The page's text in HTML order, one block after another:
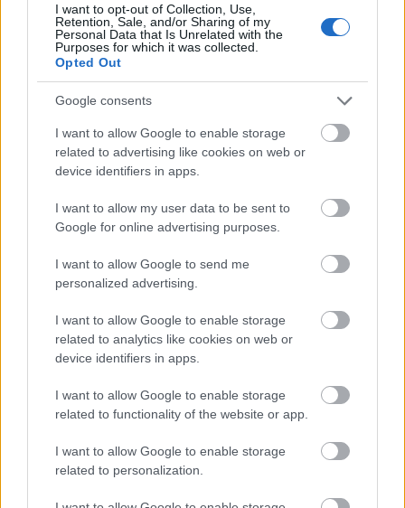
I want to opt-out of Collection, Use,
Retention, Sale, and/or Sharing of my
Personal Data that Is Unrelated with the
Purposes for which it was collected.
Opted Out
Google consents
I want to allow Google to enable storage
related to advertising like cookies on web or
device identifiers in apps.
I want to allow my user data to be sent to
Google for online advertising purposes.
I want to allow Google to send me
personalized advertising.
I want to allow Google to enable storage
related to analytics like cookies on web or
device identifiers in apps.
I want to allow Google to enable storage
related to functionality of the website or app.
I want to allow Google to enable storage
related to personalization.
A szereplőgárdával kapcsolatban már felemás
érzéseim vannak. Kulka például magához képest
középszerű (ami persze elfogult véleményem szerint
így is kimagasló teljesítmény másokkal összevetve),
kissé enerváltnak tűnik és csak az előadás második
felében kezd magához térni. A leamortizálódott
exuralkodó alakítása a vége felé elég hiteles, már
csak egy Fedél nélkül hiányzik a kezéből és simán
nővért alakító Schell Judit és Nagy Mari nagyon
eltalálták a szerepüket (drumlin különösen a
combközépig érő bőrcsizmában találta kimagaslóan
..ööö..tehetségesnek Schell művésznőt, mint azt
megjegyezte az előadás alatt), ezzel szemben a
rózsaszín szerkójában joviálisan bárgyúnak ható
Mészáros Piroska kifejezetten gyengén és
hiteltelenül játszotta az apjáért aggódó lányt, ahogy
színtelen-szenvetlen hangon a semmibe révedve
hadarta a szövegét. Rába Roli viszont úgy tűnik, a
már kiválóan elsajátított és lépten-nyomon elsütött
talált egy másik testhezállót is, a sunyi kis genyót,
amit most nagyon autentikusan adott elő. Itt